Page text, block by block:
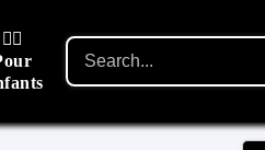
🙋‍♂️